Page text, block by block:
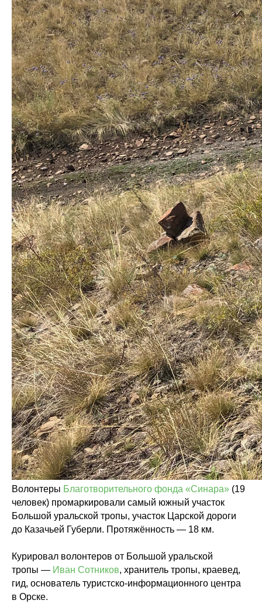
Волонтеры Благотворительного фонда «Синара» (19
человек) промаркировали самый южный участок
Большой уральской тропы, участок Царской дороги
до Казачьей Губерли. Протяжённость — 18 км.
Курировал волонтеров от Большой уральской
тропы — Иван Сотников, хранитель тропы, краевед,
гид, основатель туристско-информационного центра
в Орске.